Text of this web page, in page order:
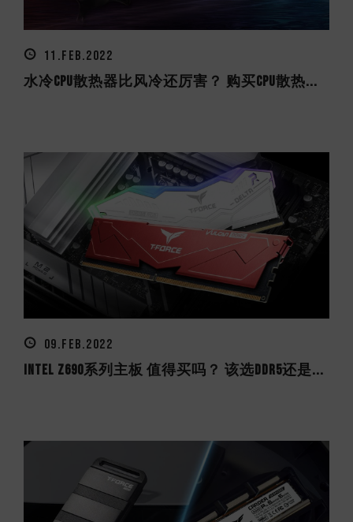
11.FEB.2022
水冷CPU散热器比风冷还厉害？ 购买CPU散热...
09.FEB.2022
Intel Z690系列主板 值得买吗？ 该选DDR5还是...